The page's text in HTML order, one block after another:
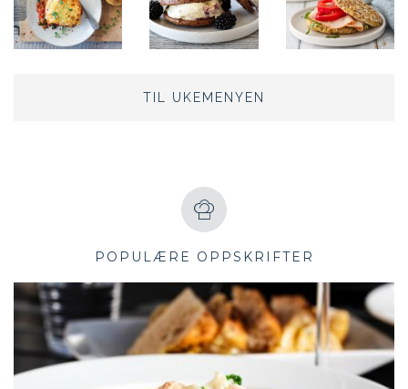
TIL UKEMENYEN
POPULÆRE OPPSKRIFTER